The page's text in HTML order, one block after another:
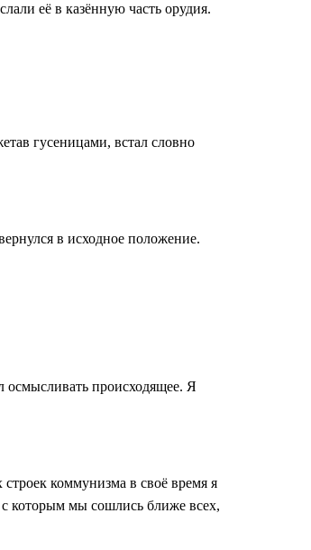
её в казённую часть орудия.
гусеницами, встал словно
в исходное положение.
осмысливать происходящее. Я
коммунизма в своё время я
с которым мы сошлись ближе всех,